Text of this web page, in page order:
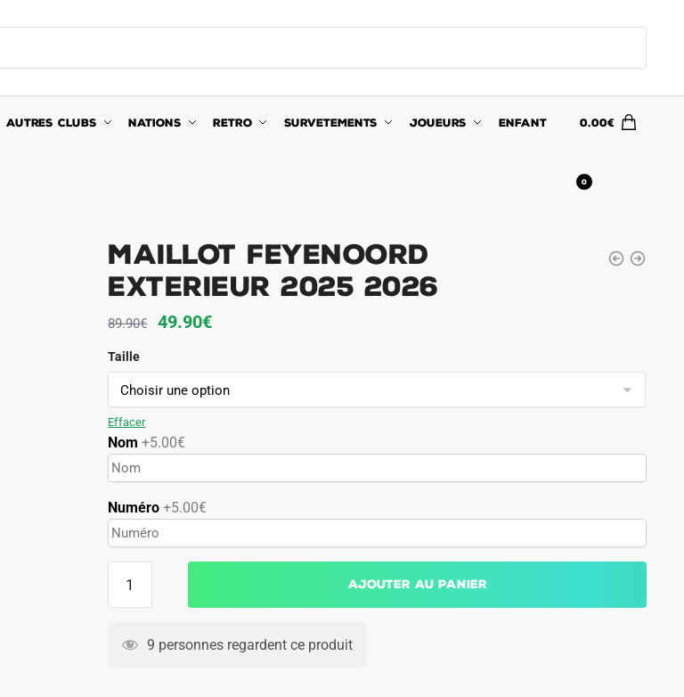
AUTRES CLUBS NATIONS RETRO SURVETEMENTS JOUEURS ENFANT 0.00€
0
Maillot Feyenoord
Exterieur 2025 2026
89.90€
Le
initial
était :
49.90€Le
actuel
est :
Taille
Effacer
Nom +5.00€
Numéro+5.00€
Feyenoord
Ajouter au panier
9 personnes regardent ce produit